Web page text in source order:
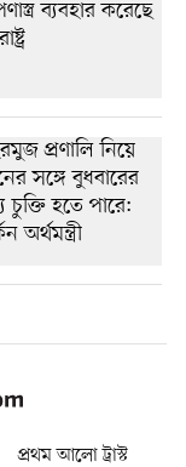
প্রথম আলো ট্রাস্ট